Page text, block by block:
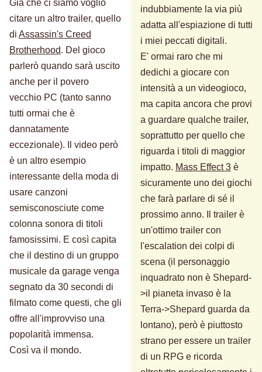
Già che ci siamo voglio
citare un altro trailer, quello
di Assassin's Creed
Brotherhood. Del gioco
parlerò quando sarà uscito
anche per il povero
vecchio PC (tanto sanno
tutti ormai che è
dannatamente
eccezionale). Il video però
è un altro esempio
interessante della moda di
usare canzoni
semisconosciute come
colonna sonora di titoli
famosissimi. E così capita
che il destino di un gruppo
musicale da garage venga
segnato da 30 secondi di
filmato come questi, che gli
offre all'improvviso una
popolarità immensa.
Così va il mondo.
indubbiamente la via più
adatta all'espiazione di tutti
i miei peccati digitali.
E' ormai raro che mi
dedichi a giocare con
intensità a un videogioco,
ma capita ancora che provi
a guardare qualche trailer,
soprattutto per quello che
riguarda i titoli di maggior
impatto. Mass Effect 3 è
sicuramente uno dei giochi
che farà parlare di sé il
prossimo anno. Il trailer è
un'ottimo trailer con
l'escalation dei colpi di
scena (il personaggio
inquadrato non è Shepard-
>il pianeta invaso è la
Terra->Shepard guarda da
lontano), però è piuttosto
strano per essere un trailer
di un RPG e ricorda